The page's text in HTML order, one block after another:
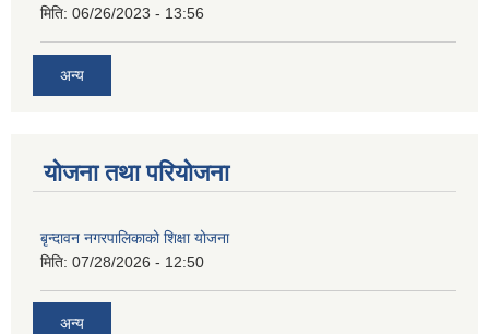
मिति: 06/26/2023 - 13:56
अन्य
योजना तथा परियोजना
बृन्दावन नगरपालिकाको शिक्षा योजना
मिति: 07/28/2026 - 12:50
अन्य